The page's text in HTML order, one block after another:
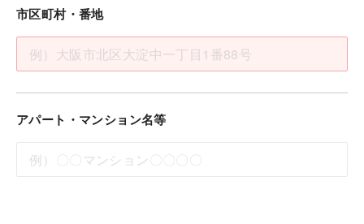
市区町村・番地
アパート・マンション名等